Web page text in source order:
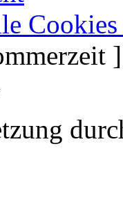
Cookies
]